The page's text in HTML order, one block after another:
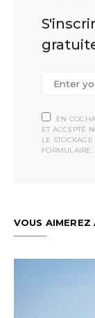
EN
ET ACCEPTÉ
LE
FORMULAIRE.
VOUS AIMEREZ